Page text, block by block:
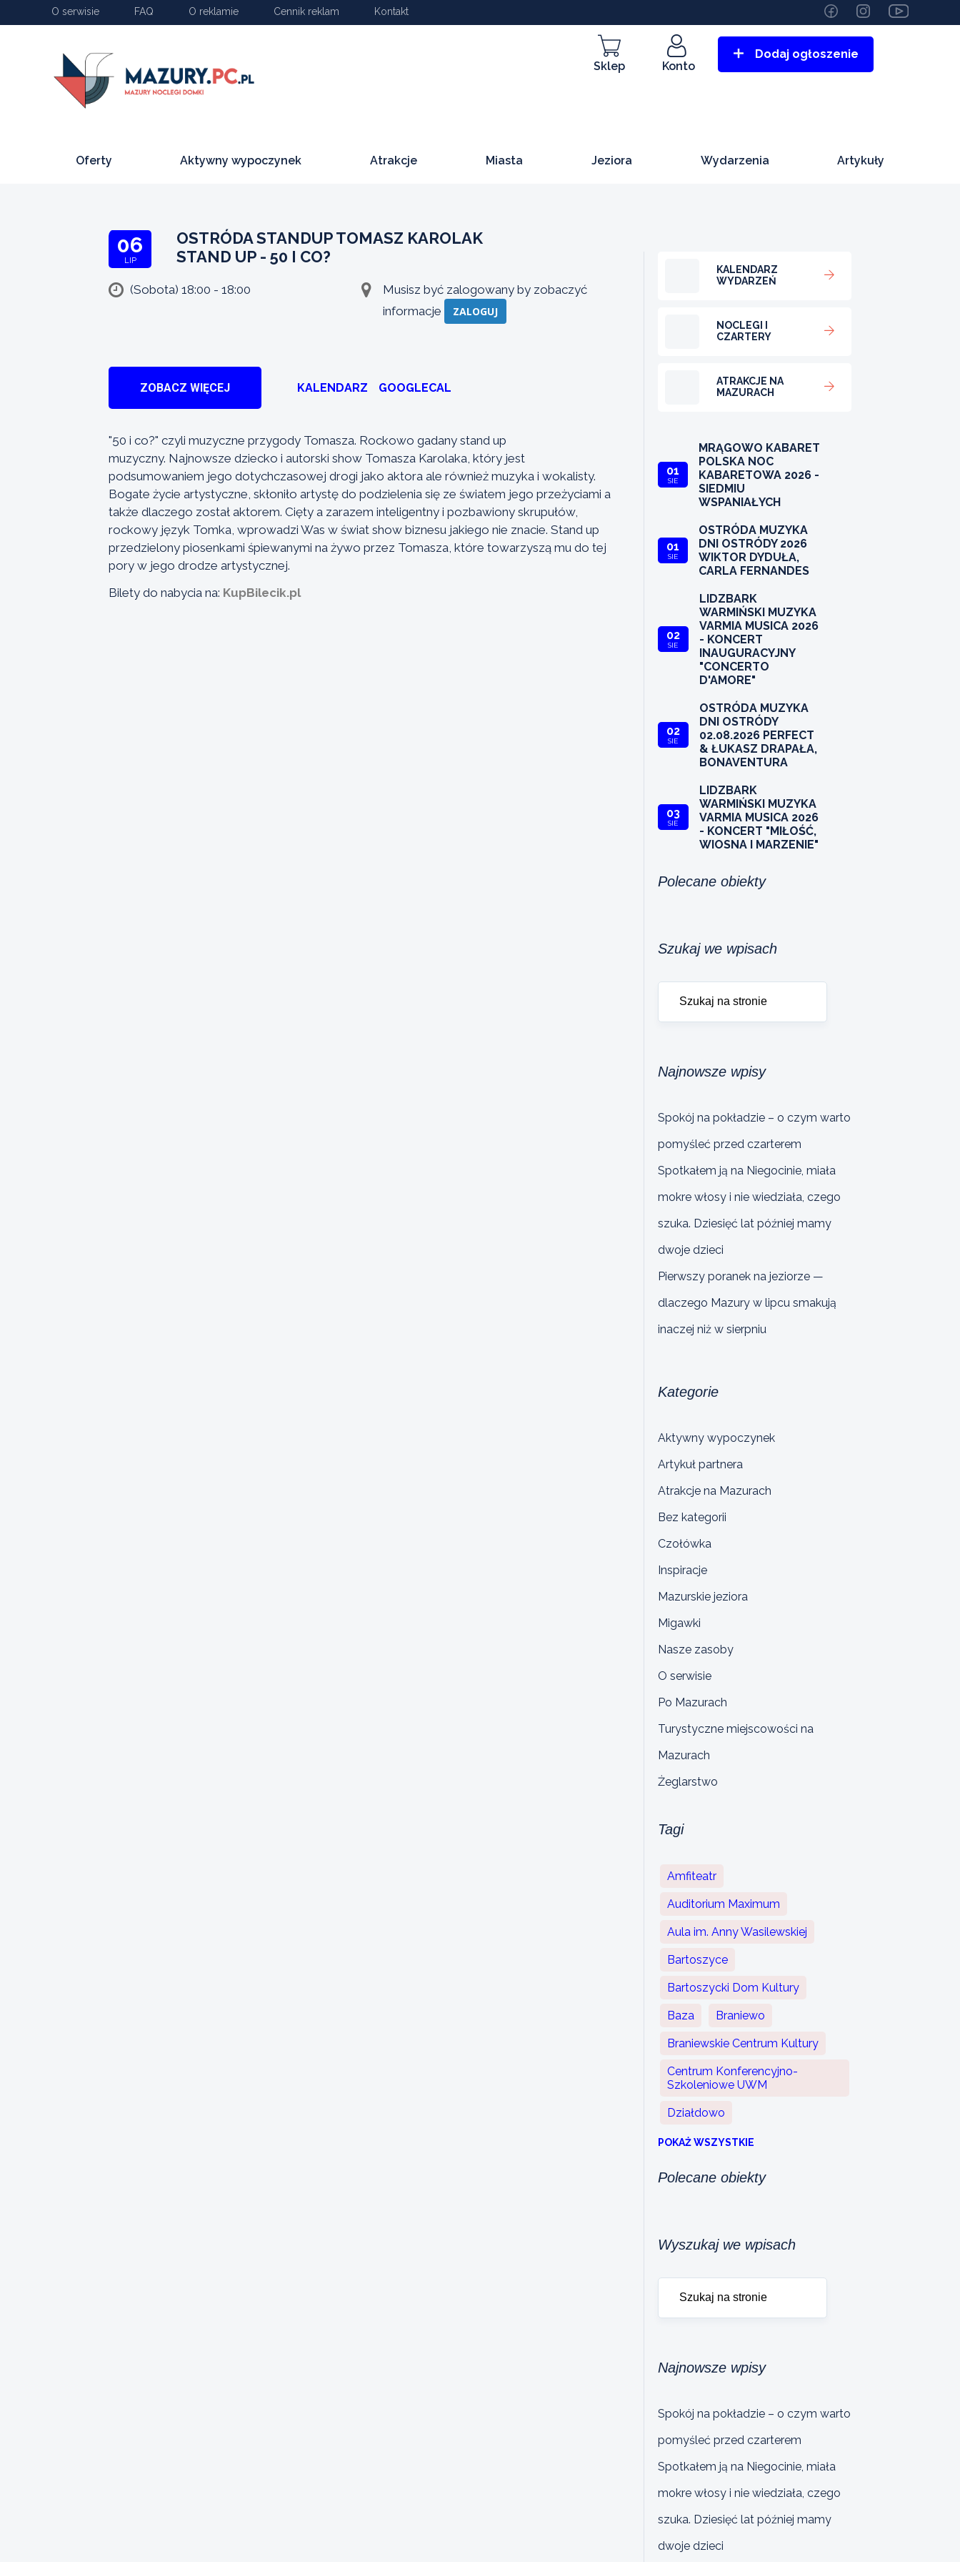
O serwisie FAQ O reklamie Cennik reklam Kontakt
Sklep Konto
Dodaj ogłoszenie
Oferty Aktywny wypoczynek Atrakcje Miasta Jeziora Wydarzenia Artykuły
06
LIP
OSTRÓDA STANDUP TOMASZ KAROLAK
STAND UP - 50 I CO?
(Sobota) 18:00 - 18:00
Musisz być zalogowany by zobaczyć
informacje
ZALOGUJ
ZOBACZ WIĘCEJ KALENDARZ GOOGLECAL
"50 i co?" czyli muzyczne przygody Tomasza. Rockowo gadany stand up
muzyczny. Najnowsze dziecko i autorski show Tomasza Karolaka, który jest
podsumowaniem jego dotychczasowej drogi jako aktora ale również muzyka i wokalisty.
Bogate życie artystyczne, skłoniło artystę do podzielenia się ze światem jego przeżyciami a
także dlaczego został aktorem. Cięty a zarazem inteligentny i pozbawiony skrupułów,
rockowy język Tomka, wprowadzi Was w świat show biznesu jakiego nie znacie. Stand up
przedzielony piosenkami śpiewanymi na żywo przez Tomasza, które towarzyszą mu do tej
pory w jego drodze artystycznej.
Bilety do nabycia na: KupBilecik.pl
KALENDARZ
WYDARZEŃ
NOCLEGI I
CZARTERY
ATRAKCJE NA
MAZURACH
01
SIE
MRĄGOWO KABARET
POLSKA NOC
KABARETOWA 2026 -
SIEDMIU
WSPANIAŁYCH
01
SIE
OSTRÓDA MUZYKA
DNI OSTRÓDY 2026
WIKTOR DYDUŁA,
CARLA FERNANDES
02
SIE
LIDZBARK
WARMIŃSKI MUZYKA
VARMIA MUSICA 2026
- KONCERT
INAUGURACYJNY
"CONCERTO
D'AMORE"
02
SIE
OSTRÓDA MUZYKA
DNI OSTRÓDY
02.08.2026 PERFECT
& ŁUKASZ DRAPAŁA,
BONAVENTURA
03
SIE
LIDZBARK
WARMIŃSKI MUZYKA
VARMIA MUSICA 2026
- KONCERT "MIŁOŚĆ,
WIOSNA I MARZENIE"
Polecane obiekty
Szukaj we wpisach
Najnowsze wpisy
Spokój na pokładzie – o czym warto
pomyśleć przed czarterem
Spotkałem ją na Niegocinie, miała
mokre włosy i nie wiedziała, czego
szuka. Dziesięć lat później mamy
dwoje dzieci
Pierwszy poranek na jeziorze —
dlaczego Mazury w lipcu smakują
inaczej niż w sierpniu
Kategorie
Aktywny wypoczynek
Artykuł partnera
Atrakcje na Mazurach
Bez kategorii
Czołówka
Inspiracje
Mazurskie jeziora
Migawki
Nasze zasoby
O serwisie
Po Mazurach
Turystyczne miejscowości na
Mazurach
Żeglarstwo
Tagi
Amfiteatr
Auditorium Maximum
Aula im. Anny Wasilewskiej
Bartoszyce
Bartoszycki Dom Kultury
Baza Braniewo
Braniewskie Centrum Kultury
Centrum Konferencyjno-
Szkoleniowe UWM
Działdowo
POKAŻ WSZYSTKIE
Polecane obiekty
Wyszukaj we wpisach
Najnowsze wpisy
Spokój na pokładzie – o czym warto
pomyśleć przed czarterem
Spotkałem ją na Niegocinie, miała
mokre włosy i nie wiedziała, czego
szuka. Dziesięć lat później mamy
dwoje dzieci